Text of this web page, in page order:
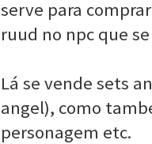
serve para
ruud no npc que
Lá se vende sets
angel), como
personagem etc.